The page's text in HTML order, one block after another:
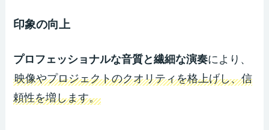
印象の向上
プロフェッショナルな音質と繊細な演奏により、
映像やプロジェクトのクオリティを格上げし、信
頼性を増します。